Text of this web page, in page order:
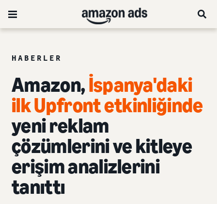
HABERLER
Amazon,İspanya'daki
ilk Upfront etkinliğinde
yeni reklam
çözümlerini ve kitleye
erişim analizlerini
tanıttı